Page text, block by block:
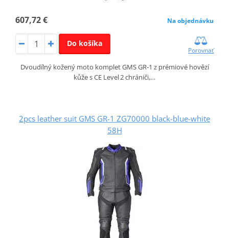
607,72 € Na objednávku
Do košíka
Porovnať
Dvoudílný kožený moto komplet GMS GR‑1 z prémiové hovězí
kůže s CE Level 2 chrániči,…
2pcs leather suit GMS GR-1 ZG70000 black-blue-white
58H